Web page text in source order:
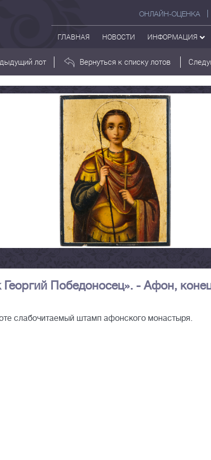
ОНЛАЙН-ОЦЕНКА
ГЛАВНАЯ НОВОСТИ ИНФОРМАЦИЯ
лот Вернуться к списку лотов
Победоносец». - Афон,
слабочитаемый штамп афонского монастыря.